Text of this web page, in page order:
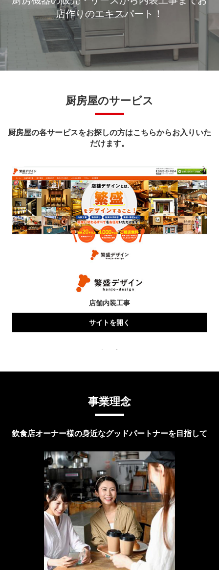
店作りのエキスパート！
厨房屋のサービス
厨房屋の各サービスをお探しの方はこちらからお入りいた
だけます。
店舗内装工事
サイトを開く
事業理念
飲食店オーナー様の身近なグッドパートナーを目指して